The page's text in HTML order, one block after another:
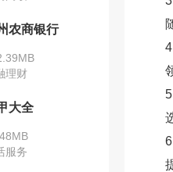
农商银行
理财
大全
服务